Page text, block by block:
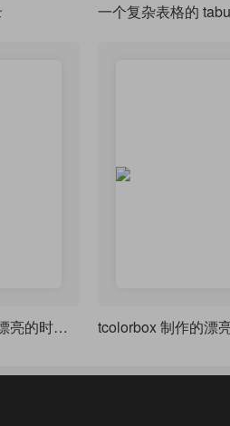
用 TikZ 绘制一个漂亮的时间表格 tcolorbox 制作的漂